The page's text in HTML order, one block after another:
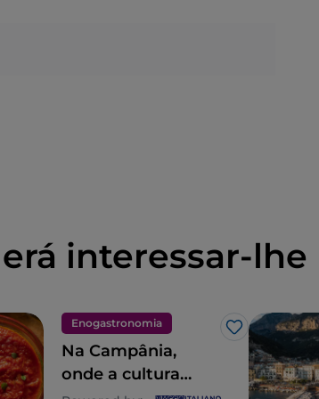
interessar-lhe
Enogastronomia
Gosto
Na Campânia,
onde a cultura